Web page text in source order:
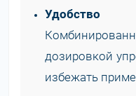
дозировкой
избежать